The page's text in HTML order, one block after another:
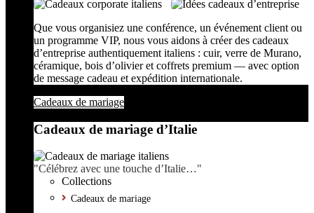
Que vous organisiez une conférence, un événement client ou
un programme VIP, nous vous aidons à créer des cadeaux
d’entreprise authentiquement italiens : cuir, verre de Murano,
céramique, bois d’olivier et coffrets premium — avec option
de message cadeau et expédition internationale.
Cadeaux de mariage
Cadeaux de mariage d’Italie
"Célébrez avec une touche d’Italie…"
Collections
Cadeaux de mariage